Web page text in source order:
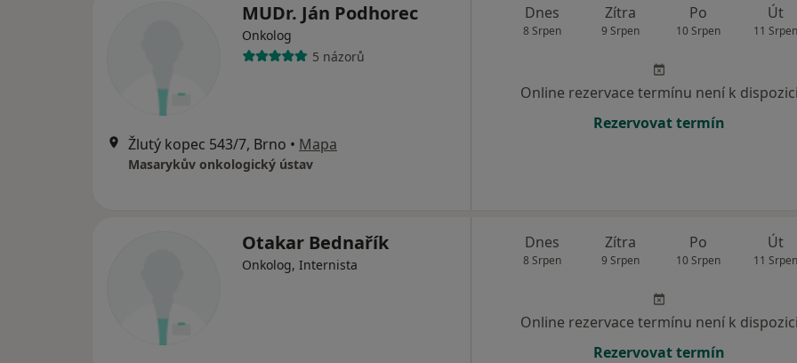
MUDr. Ján Podhorec
Onkolog
5 názorů
Žlutý kopec 543/7, Brno • Mapa
Masarykův onkologický ústav
Dnes
8 Srpen
Zítra
9 Srpen
Po
10 Srpen
Út
11 Srpen
Online rezervace termínu není k dispozici
Rezervovat termín
Otakar Bednařík
Onkolog, Internista
Dnes
8 Srpen
Zítra
9 Srpen
Po
10 Srpen
Út
11 Srpen
Online rezervace termínu není k dispozici
Rezervovat termín